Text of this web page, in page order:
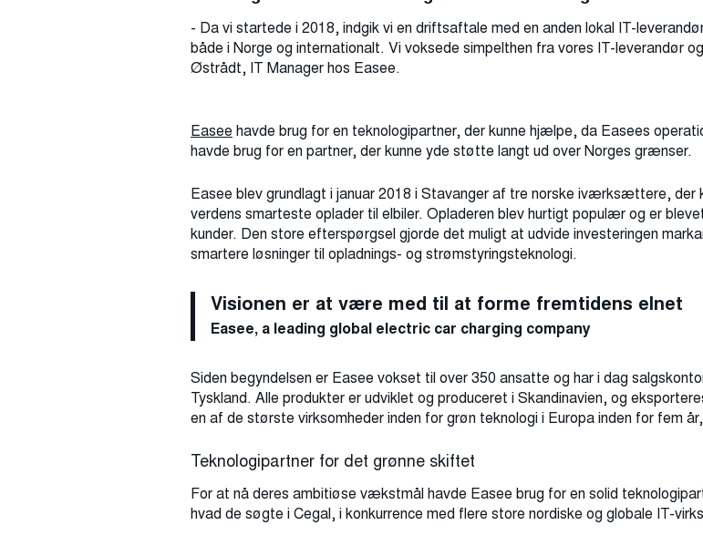
- Da vi startede i 2018, indgik vi en driftsaftale med en anden lokal IT-
både i Norge og internationalt. Vi voksede simpelthen fra vores IT-leverandør
Østrådt, IT Manager hos Easee.
Easee havde brug for en teknologipartner, der kunne hjælpe, da Easees
havde brug for en partner, der kunne yde støtte langt ud over Norges grænser.
Easee blev grundlagt i januar 2018 i Stavanger af tre norske iværksættere, der
verdens smarteste oplader til elbiler. Opladeren blev hurtigt populær og er
kunder. Den store efterspørgsel gjorde det muligt at udvide investeringen
smartere løsninger til opladnings- og strømstyringsteknologi.
Visionen er at være med til at forme fremtidens elnet
Easee, a leading global electric car charging company
Siden begyndelsen er Easee vokset til over 350 ansatte og har i dag
Tyskland. Alle produkter er udviklet og produceret i Skandinavien, og
en af ​​de største virksomheder inden for grøn teknologi i Europa inden for fem
Teknologipartner for det grønne skiftet
For at nå deres ambitiøse vækstmål havde Easee brug for en solid
hvad de søgte i Cegal, i konkurrence med flere store nordiske og globale IT-